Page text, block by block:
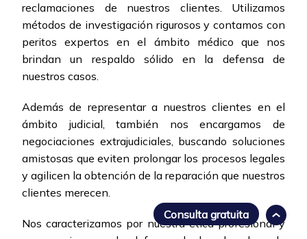
reclamaciones de nuestros clientes. Utilizamos
métodos de investigación rigurosos y contamos con
peritos expertos en el ámbito médico que nos
brindan un respaldo sólido en la defensa de
nuestros casos.
Además de representar a nuestros clientes en el
ámbito judicial, también nos encargamos de
negociaciones extrajudiciales, buscando soluciones
amistosas que eviten prolongar los procesos legales
y agilicen la obtención de la reparación que nuestros
clientes merecen.
Nos caracterizamos por nuestra ética profesional y
Consulta gratuita